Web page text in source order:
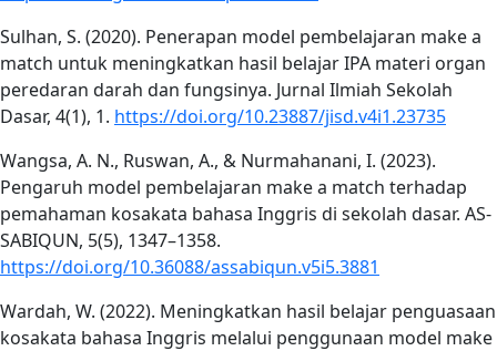
Sulhan, S. (2020). Penerapan model pembelajaran make a
match untuk meningkatkan hasil belajar IPA materi organ
peredaran darah dan fungsinya. Jurnal Ilmiah Sekolah
Dasar, 4(1), 1. https://doi.org/10.23887/jisd.v4i1.23735
Wangsa, A. N., Ruswan, A., & Nurmahanani, I. (2023).
Pengaruh model pembelajaran make a match terhadap
pemahaman kosakata bahasa Inggris di sekolah dasar. AS-
SABIQUN, 5(5), 1347–1358.
https://doi.org/10.36088/assabiqun.v5i5.3881
Wardah, W. (2022). Meningkatkan hasil belajar penguasaan
kosakata bahasa Inggris melalui penggunaan model make